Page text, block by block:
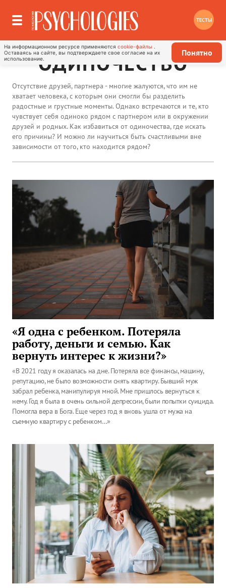
ТЕСТЫ
На информационном ресурсе применяются cookie-файлы
Оставаясь на сайте, вы подтверждаете свое согласие на их
использование.
Понятно
ОДИНОЧЕСТВО
Отсутствие друзей, партнера - многие жалуются, что им не
хватает человека, с которым они смогли бы разделить
радостные и грустные моменты. Однако встречаются и те, кто
чувствует себя одиноко рядом с партнером или в окружении
друзей и родных. Как избавиться от одиночества, где искать
его причины? И можно ли научиться быть счастливыми вне
зависимости от того, кто находится рядом?
«Я одна с ребенком. Потеряла
работу, деньги и семью. Как
вернуть интерес к жизни?»
«В 2021 году я оказалась на дне. Потеряла все финансы, машину,
репутацию, не было возможности снять квартиру. Бывший муж
забрал ребенка, манипулируя мной. Мне пришлось вернуться к
нему. Год я была в очень сильной депрессии, были попытки суицида.
Помогла вера в Бога. Еще через год я вновь ушла от мужа на
съемную квартиру с ребенком…»